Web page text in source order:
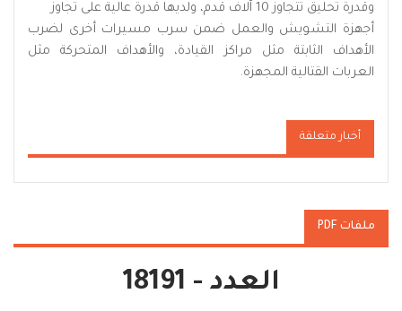
وقدرة تحليق تتجاوز 10 آلاف قدم، ولديها قدرة عالية على تجاوز
أجهزة التشويش والعمل ضمن سرب مسيرات أخرى لضرب
الأهداف الثابتة مثل مراكز القيادة، والأهداف المتحركة مثل
العربات القتالية المجهزة.
أخبار متعلقة
ملفات PDF
العدد - 18191